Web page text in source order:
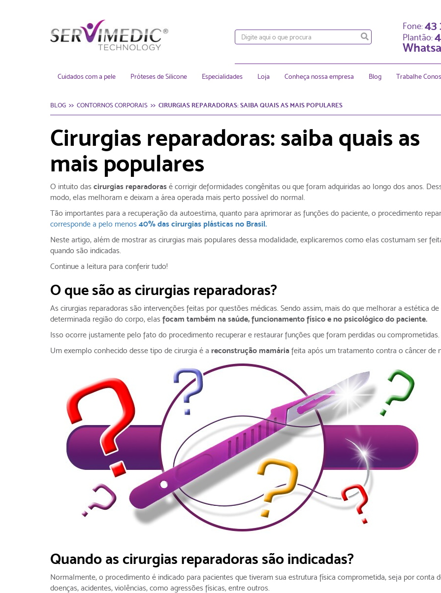
Fone:43
Plantão:
Cuidados com a pele Próteses de Silicone Especialidades Loja Conheça nossa empresa Blog Trabalhe
BLOG CONTORNOS CORPORAIS CIRURGIAS REPARADORAS: SAIBA QUAIS AS MAIS POPULARES
Cirurgias reparadoras: saiba quais as
mais populares
O intuito das cirurgias reparadoras é corrigir deformidades congênitas ou que foram adquiridas ao longo dos anos.
modo, elas melhoram e deixam a área operada mais perto possível do normal.
Tão importantes para a recuperação da autoestima, quanto para aprimorar as funções do paciente, o procedimento
corresponde a pelo menos 40% das cirurgias plásticas no Brasil.
Neste artigo, além de mostrar as cirurgias mais populares dessa modalidade, explicaremos como elas costumam ser
quando são indicadas.
Continue a leitura para conferir tudo!
O que são as cirurgias reparadoras?
As cirurgias reparadoras são intervenções feitas por questões médicas. Sendo assim, mais do que melhorar a estética de
determinada região do corpo, elas focam também na saúde, funcionamento físico e no psicológico do paciente.
Isso ocorre justamente pelo fato do procedimento recuperar e restaurar funções que foram perdidas ou comprometidas.
Um exemplo conhecido desse tipo de cirurgia é a reconstrução mamária feita após um tratamento contra o câncer de
Quando as cirurgias reparadoras são indicadas?
Normalmente, o procedimento é indicado para pacientes que tiveram sua estrutura física comprometida, seja por conta
doenças, acidentes, violências, como agressões físicas, entre outros.